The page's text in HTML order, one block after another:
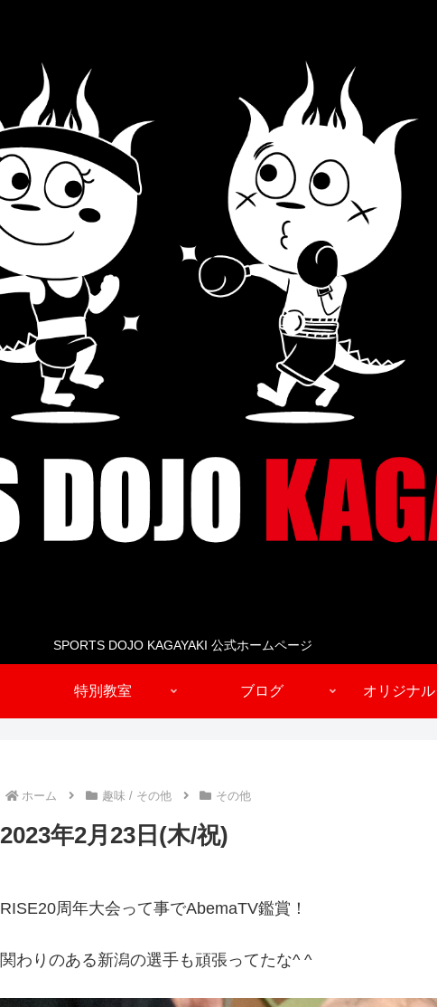
SPORTS DOJO KAGAYAKI 公式ホームページ
特別教室 ブログ オリジナ
ホーム 趣味 / その他 その他
2023年2月23日(木/祝)
RISE20周年大会って事でAbemaTV鑑賞！
関わりのある新潟の選手も頑張ってたな^ ^